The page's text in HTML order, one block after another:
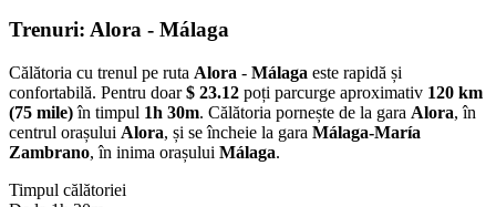
Trenuri: Alora - Málaga
Călătoria cu trenul pe ruta Alora - Málaga este rapidă și
confortabilă. Pentru doar$ 23.12 poți parcurge aproximativ 120 km
(75 mile)în timpul 1h 30m. Călătoria pornește de la gara Alora, în
centrul orașului Alora, și se încheie la gara Málaga-María
Zambrano, în inima orașului Málaga.
Timpul călătoriei